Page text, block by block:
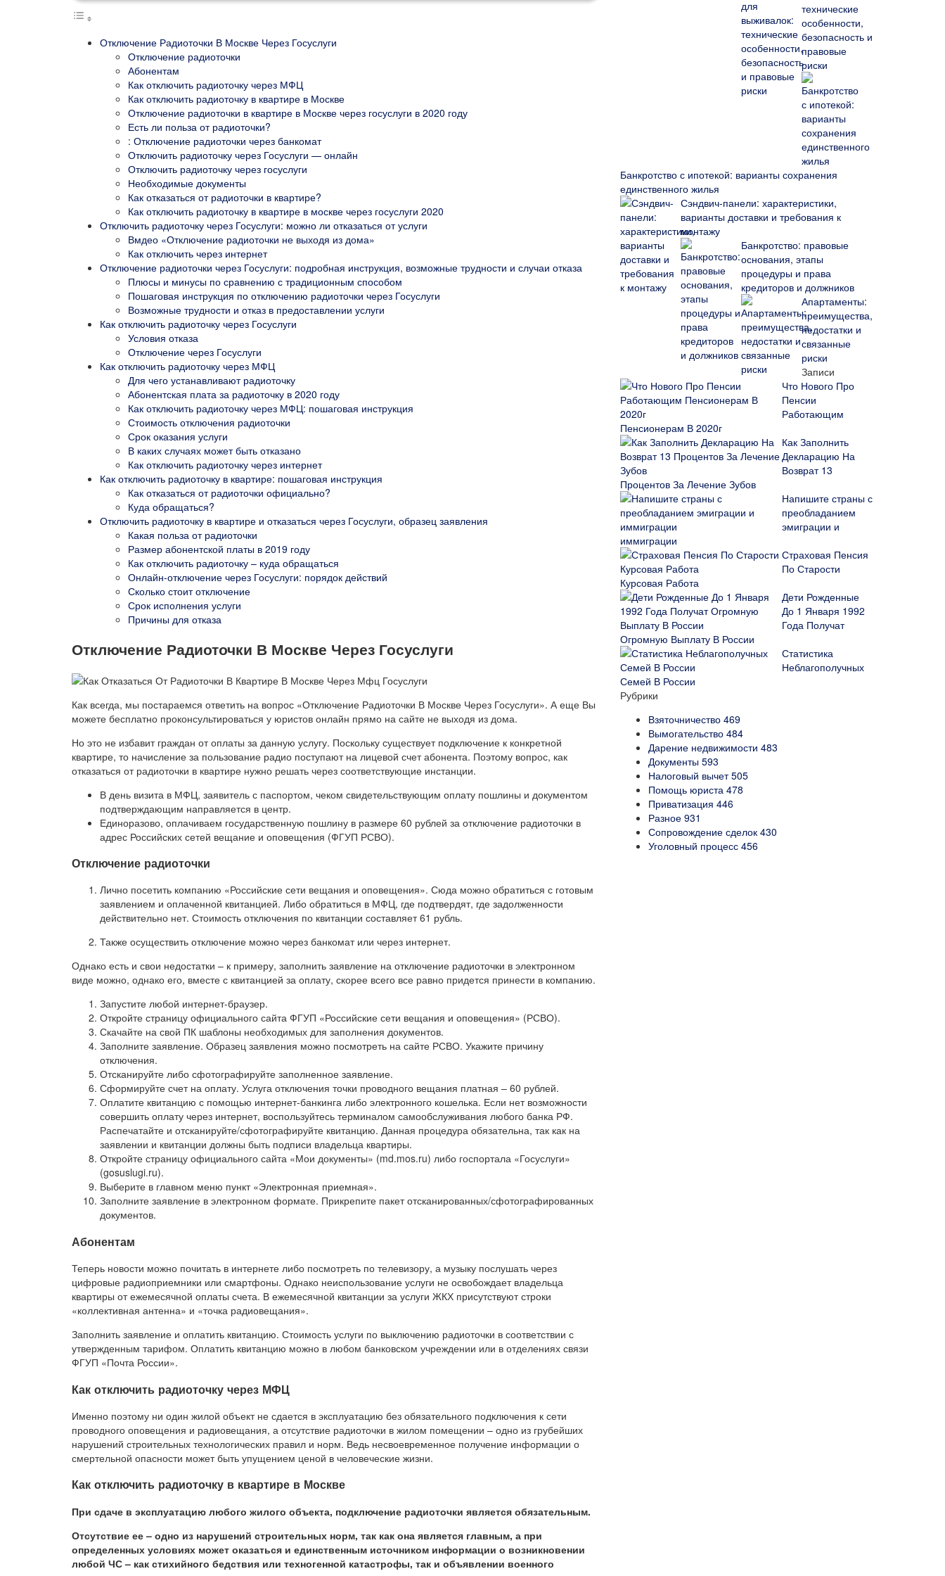
Отключение Радиоточки В Москве Через Госуслуги
Отключение радиоточки
Абонентам
Как отключить радиоточку через МФЦ
Как отключить радиоточку в квартире в Москве
Отключение радиоточки в квартире в Москве через госуслуги в 2020 году
Есть ли польза от радиоточки?
: Отключение радиоточки через банкомат
Отключить радиоточку через Госуслуги — онлайн
Отключить радиоточку через госуслуги
Необходимые документы
Как отказаться от радиоточки в квартире?
Как отключить радиоточку в квартире в москве через госуслуги 2020
Отключить радиоточку через Госуслуги: можно ли отказаться от услуги
Вмдео «Отключение радиоточки не выходя из дома»
Как отключить через интернет
Отключение радиоточки через Госуслуги: подробная инструкция, возможные трудности и случаи отказа
Плюсы и минусы по сравнению с традиционным способом
Пошаговая инструкция по отключению радиоточки через Госуслуги
Возможные трудности и отказ в предоставлении услуги
Как отключить радиоточку через Госуслуги
Условия отказа
Отключение через Госуслуги
Как отключить радиоточку через МФЦ
Для чего устанавливают радиоточку
Абонентская плата за радиоточку в 2020 году
Как отключить радиоточку через МФЦ: пошаговая инструкция
Стоимость отключения радиоточки
Срок оказания услуги
В каких случаях может быть отказано
Как отключить радиоточку через интернет
Как отключить радиоточку в квартире: пошаговая инструкция
Как отказаться от радиоточки официально?
Куда обращаться?
Отключить радиоточку в квартире и отказаться через Госуслуги, образец заявления
Какая польза от радиоточки
Размер абонентской платы в 2019 году
Как отключить радиоточку – куда обращаться
Онлайн-отключение через Госуслуги: порядок действий
Сколько стоит отключение
Срок исполнения услуги
Причины для отказа
Отключение Радиоточки В Москве Через Госуслуги
Как всегда, мы постараемся ответить на вопрос «Отключение Радиоточки В Москве Через Госуслуги». А еще Вы
можете бесплатно проконсультироваться у юристов онлайн прямо на сайте не выходя из дома.
Но это не избавит граждан от оплаты за данную услугу. Поскольку существует подключение к конкретной
квартире, то начисление за пользование радио поступают на лицевой счет абонента. Поэтому вопрос, как
отказаться от радиоточки в квартире нужно решать через соответствующие инстанции.
В день визита в МФЦ, заявитель с паспортом, чеком свидетельствующим оплату пошлины и документом
подтверждающим направляется в центр.
Единоразово, оплачиваем государственную пошлину в размере 60 рублей за отключение радиоточки в
адрес Российских сетей вещание и оповещения (ФГУП РСВО).
Отключение радиоточки
Лично посетить компанию «Российские сети вещания и оповещения». Сюда можно обратиться с готовым
заявлением и оплаченной квитанцией. Либо обратиться в МФЦ, где подтвердят, где задолженности
действительно нет. Стоимость отключения по квитанции составляет 61 рубль.
Также осуществить отключение можно через банкомат или через интернет.
Однако есть и свои недостатки – к примеру, заполнить заявление на отключение радиоточки в электронном
виде можно, однако его, вместе с квитанцией за оплату, скорее всего все равно придется принести в компанию.
Запустите любой интернет-браузер.
Откройте страницу официального сайта ФГУП «Российские сети вещания и оповещения» (РСВО).
Скачайте на свой ПК шаблоны необходимых для заполнения документов.
Заполните заявление. Образец заявления можно посмотреть на сайте РСВО. Укажите причину
отключения.
Отсканируйте либо сфотографируйте заполненное заявление.
Сформируйте счет на оплату. Услуга отключения точки проводного вещания платная – 60 рублей.
Оплатите квитанцию с помощью интернет-банкинга либо электронного кошелька. Если нет возможности
совершить оплату через интернет, воспользуйтесь терминалом самообслуживания любого банка РФ.
Распечатайте и отсканируйте/сфотографируйте квитанцию. Данная процедура обязательна, так как на
заявлении и квитанции должны быть подписи владельца квартиры.
Откройте страницу официального сайта «Мои документы» (md.mos.ru) либо госпортала «Госуслуги»
(gosuslugi.ru).
Выберите в главном меню пункт «Электронная приемная».
Заполните заявление в электронном формате. Прикрепите пакет отсканированных/сфотографированных
документов.
Абонентам
Теперь новости можно почитать в интернете либо посмотреть по телевизору, а музыку послушать через
цифровые радиоприемники или смартфоны. Однако неиспользование услуги не освобождает владельца
квартиры от ежемесячной оплаты счета. В ежемесячной квитанции за услуги ЖКХ присутствуют строки
«коллективная антенна» и «точка радиовещания».
Заполнить заявление и оплатить квитанцию. Стоимость услуги по выключению радиоточки в соответствии с
утвержденным тарифом. Оплатить квитанцию можно в любом банковском учреждении или в отделениях связи
ФГУП «Почта России».
Как отключить радиоточку через МФЦ
Именно поэтому ни один жилой объект не сдается в эксплуатацию без обязательного подключения к сети
проводного оповещения и радиовещания, а отсутствие радиоточки в жилом помещении – одно из грубейших
нарушений строительных технологических правил и норм. Ведь несвоевременное получение информации о
смертельной опасности может быть упущением ценой в человеческие жизни.
Как отключить радиоточку в квартире в Москве
При сдаче в эксплуатацию любого жилого объекта, подключение радиоточки является обязательным.
Отсутствие ее – одно из нарушений строительных норм, так как она является главным, а при
определенных условиях может оказаться и единственным источником информации о возникновении
любой ЧС – как стихийного бедствия или техногенной катастрофы, так и объявлении военного
технические
особенности,
безопасность и
правовые
риски
Банкротство с ипотекой: варианты сохранения
единственного жилья
Сэндвич-панели: характеристики,
варианты доставки и требования к
монтажу
Банкротство: правовые
основания, этапы
процедуры и права
кредиторов и должников
Апартаменты:
преимущества,
недостатки и
связанные
риски
Записи
Что Нового Про
Пенсии
Работающим
Пенсионерам В 2020г
Как Заполнить
Декларацию На
Возврат 13
Процентов За Лечение Зубов
Напишите страны с
преобладанием
эмиграции и
иммиграции
Страховая Пенсия
По Старости
Курсовая Работа
Дети Рожденные
До 1 Января 1992
Года Получат
Огромную Выплату В России
Статистика
Неблагополучных
Семей В России
Рубрики
Взяточничество 469
Вымогательство 484
Дарение недвижимости 483
Документы 593
Налоговый вычет505
Помощь юриста 478
Приватизация 446
Разное 931
Сопровождение сделок 430
Уголовный процесс 456